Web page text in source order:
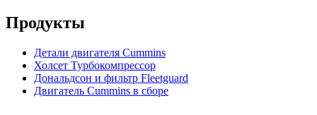
Продукты
Детали двигателя Cummins
Холсет Турбокомпрессор
Дональдсон и фильтр Fleetguard
Двигатель Cummins в сборе